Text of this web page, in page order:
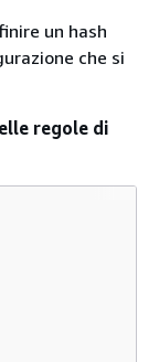
un hash
che si
regole di